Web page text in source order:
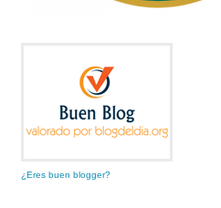
¿Eres buen blogger?